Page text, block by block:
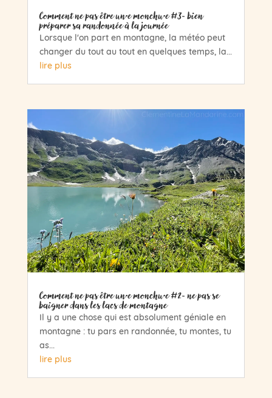
Comment ne pas être un·e monchu·e #3- bien
préparer sa randonnée à la journée
Lorsque l'on part en montagne, la météo peut
changer du tout au tout en quelques temps, la...
lire plus
Comment ne pas être un·e monchu·e #2- ne pas se
baigner dans les lacs de montagne
Il y a une chose qui est absolument géniale en
montagne : tu pars en randonnée, tu montes, tu
as...
lire plus